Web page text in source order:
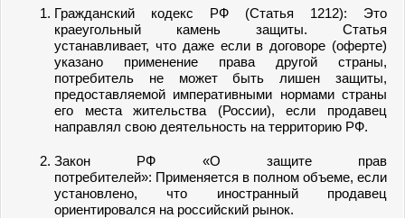
Гражданский кодекс РФ (Статья 1212): Это
краеугольный камень защиты. Статья
устанавливает, что даже если в договоре (оферте)
указано применение права другой страны,
потребитель не может быть лишен защиты,
предоставляемой императивными нормами страны
его места жительства (России), если продавец
направлял свою деятельность на территорию РФ.
Закон РФ «О защите прав
потребителей»: Применяется в полном объеме, если
установлено, что иностранный продавец
ориентировался на российский рынок.